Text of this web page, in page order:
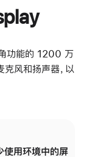
功能的 1200 万
风和扬声器，以
使用环境中的屏